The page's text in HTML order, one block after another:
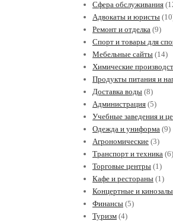
Сфера обслуживания
Адвокаты и юристы
Ремонт и отделка (9)
Спорт и товары для
Мебельные сайты (14)
Химические
Продукты питания и
Доставка воды (8)
Администрация (5)
Учебные заведения и
Одежда и униформа (9)
Агрономические (3)
Транспорт и техника (6)
Торговые центры (1)
Кафе и рестораны (1)
Концертные и кинозалы
Финансы (5)
Туризм (4)